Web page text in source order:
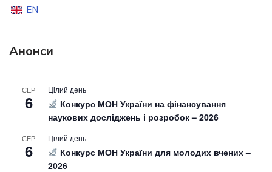
EN
Анонси
СЕР
6
Цілий день
Конкурс МОН України на фінансування
наукових досліджень і розробок – 2026
СЕР
6
Цілий день
Конкурс МОН України для молодих вчених –
2026